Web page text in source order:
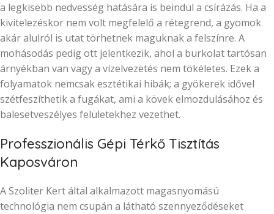
a legkisebb nedvesség hatására is beindul a csírázás. Ha a
kivitelezéskor nem volt megfelelő a rétegrend, a gyomok
akár alulról is utat törhetnek maguknak a felszínre. A
mohásodás pedig ott jelentkezik, ahol a burkolat tartósan
árnyékban van vagy a vízelvezetés nem tökéletes. Ezek a
folyamatok nemcsak esztétikai hibák; a gyökerek idővel
szétfeszíthetik a fugákat, ami a kövek elmozdulásához és
balesetveszélyes felületekhez vezethet.
Professzionális Gépi Térkő Tisztítás
Kaposváron
A Szoliter Kert által alkalmazott magasnyomású
technológia nem csupán a látható szennyeződéseket